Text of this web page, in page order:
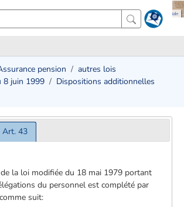
pension
autres lois
8 juin 1999
Dispositions additionnelles
Art. 43
la loi modifiée du 18 mai 1979 portant
du personnel est complété par
suit: